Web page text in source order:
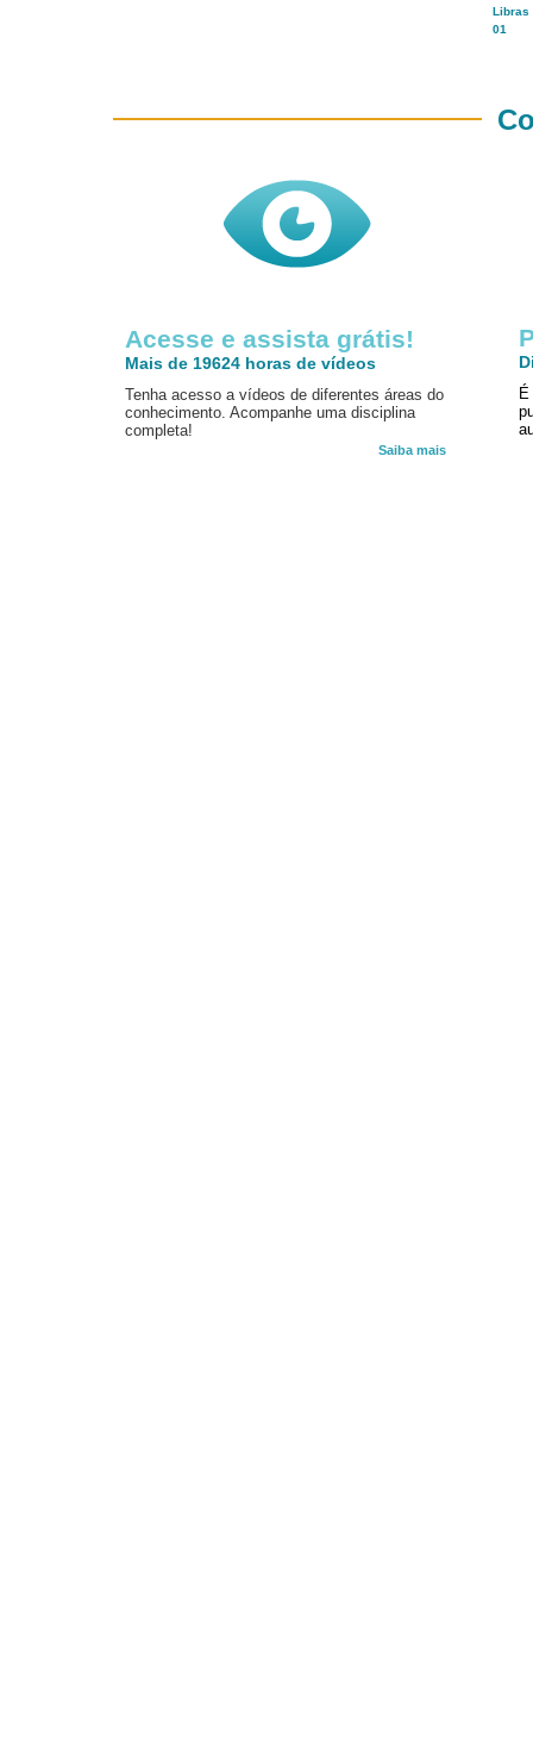
Libras
01
Acesse e assista grátis!
Mais de 19624 horas de vídeos
Tenha acesso a vídeos de diferentes áreas do
conhecimento. Acompanhe uma disciplina
completa!
Saiba mais